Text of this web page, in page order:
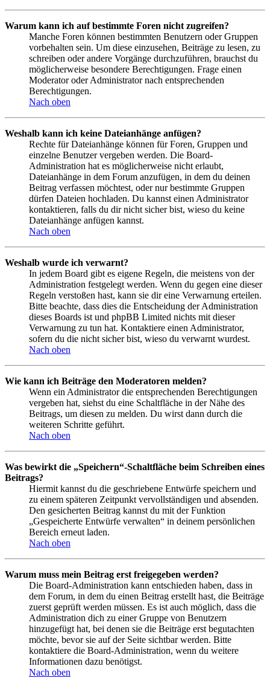
Warum kann ich auf bestimmte Foren nicht zugreifen?
Manche Foren können bestimmten Benutzern oder Gruppen
vorbehalten sein. Um diese einzusehen, Beiträge zu lesen, zu
schreiben oder andere Vorgänge durchzuführen, brauchst du
möglicherweise besondere Berechtigungen. Frage einen
Moderator oder Administrator nach entsprechenden
Berechtigungen.
Nach oben
Weshalb kann ich keine Dateianhänge anfügen?
Rechte für Dateianhänge können für Foren, Gruppen und
einzelne Benutzer vergeben werden. Die Board-
Administration hat es möglicherweise nicht erlaubt,
Dateianhänge in dem Forum anzufügen, in dem du deinen
Beitrag verfassen möchtest, oder nur bestimmte Gruppen
dürfen Dateien hochladen. Du kannst einen Administrator
kontaktieren, falls du dir nicht sicher bist, wieso du keine
Dateianhänge anfügen kannst.
Nach oben
Weshalb wurde ich verwarnt?
In jedem Board gibt es eigene Regeln, die meistens von der
Administration festgelegt werden. Wenn du gegen eine dieser
Regeln verstoßen hast, kann sie dir eine Verwarnung erteilen.
Bitte beachte, dass dies die Entscheidung der Administration
dieses Boards ist und phpBB Limited nichts mit dieser
Verwarnung zu tun hat. Kontaktiere einen Administrator,
sofern du die nicht sicher bist, wieso du verwarnt wurdest.
Nach oben
Wie kann ich Beiträge den Moderatoren melden?
Wenn ein Administrator die entsprechenden Berechtigungen
vergeben hat, siehst du eine Schaltfläche in der Nähe des
Beitrags, um diesen zu melden. Du wirst dann durch die
weiteren Schritte geführt.
Nach oben
Was bewirkt die „Speichern“-Schaltfläche beim Schreiben eines
Beitrags?
Hiermit kannst du die geschriebene Entwürfe speichern und
zu einem späteren Zeitpunkt vervollständigen und absenden.
Den gesicherten Beitrag kannst du mit der Funktion
„Gespeicherte Entwürfe verwalten“ in deinem persönlichen
Bereich erneut laden.
Nach oben
Warum muss mein Beitrag erst freigegeben werden?
Die Board-Administration kann entschieden haben, dass in
dem Forum, in dem du einen Beitrag erstellt hast, die Beiträge
zuerst geprüft werden müssen. Es ist auch möglich, dass die
Administration dich zu einer Gruppe von Benutzern
hinzugefügt hat, bei denen sie die Beiträge erst begutachten
möchte, bevor sie auf der Seite sichtbar werden. Bitte
kontaktiere die Board-Administration, wenn du weitere
Informationen dazu benötigst.
Nach oben